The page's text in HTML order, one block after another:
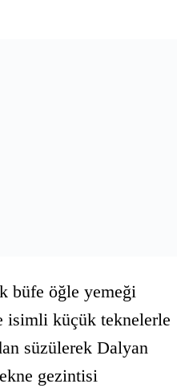
büfe öğle yemeği
isimli küçük teknelerle
süzülerek Dalyan
gezintisi